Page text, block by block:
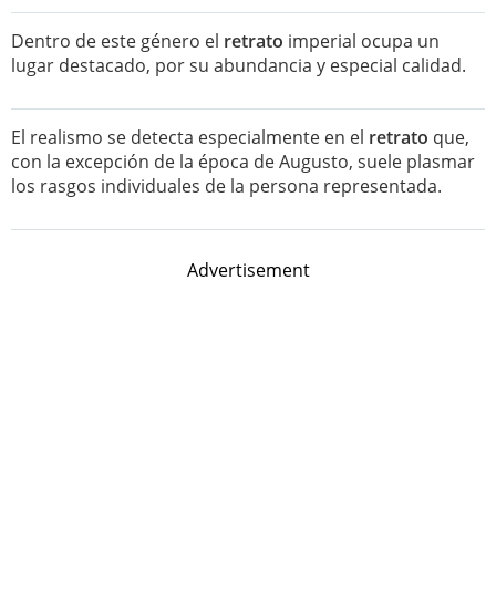
Dentro de este género el retrato imperial ocupa un
lugar destacado, por su abundancia y especial calidad.
El realismo se detecta especialmente en el retrato que,
con la excepción de la época de Augusto, suele plasmar
los rasgos individuales de la persona representada.
Advertisement